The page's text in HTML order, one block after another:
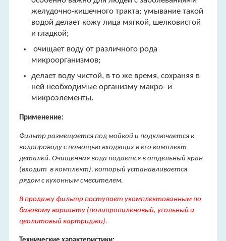
желудочно-кишечного тракта; умывание такой
водой делает кожу лица мягкой, шелковистой
и гладкой;
очищает воду от различного рода
микроорганизмов;
делает воду чистой, в то же время, сохраняя в
ней необходимые организму макро- и
микроэлементы.
Применение:
Фильтр размещается под мойкой и подключается к
водопроводу с помощью входящих в его комплект
деталей. Очищенная вода подается в отдельный кран
(входит в комплект), который устанавливается
рядом с кухонным смесителем.
В продажу фильтр поступает укомплектованным по
базовому варианту (полипропиленовый, угольный и
цеолитовый картриджи).